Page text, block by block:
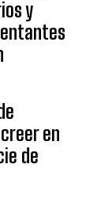
y
en
de